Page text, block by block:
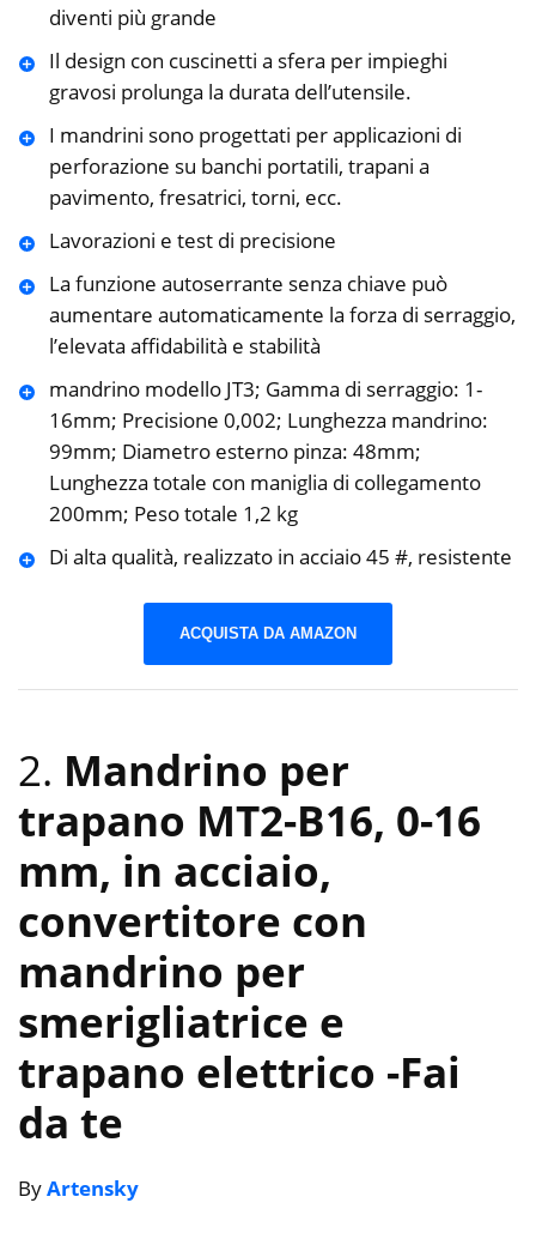
diventi più grande
Il design con cuscinetti a sfera per impieghi
gravosi prolunga la durata dell’utensile.
I mandrini sono progettati per applicazioni di
perforazione su banchi portatili, trapani a
pavimento, fresatrici, torni, ecc.
Lavorazioni e test di precisione
La funzione autoserrante senza chiave può
aumentare automaticamente la forza di serraggio,
l’elevata affidabilità e stabilità
mandrino modello JT3; Gamma di serraggio: 1-
16mm; Precisione 0,002; Lunghezza mandrino:
99mm; Diametro esterno pinza: 48mm;
Lunghezza totale con maniglia di collegamento
200mm; Peso totale 1,2 kg
Di alta qualità, realizzato in acciaio 45 #, resistente
ACQUISTA DA AMAZON
2. Mandrino per
trapano MT2-B16, 0-16
mm, in acciaio,
convertitore con
mandrino per
smerigliatrice e
trapano elettrico -Fai
da te
ByArtensky